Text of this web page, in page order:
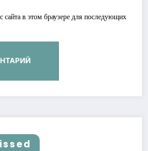
в этом браузере для последующих